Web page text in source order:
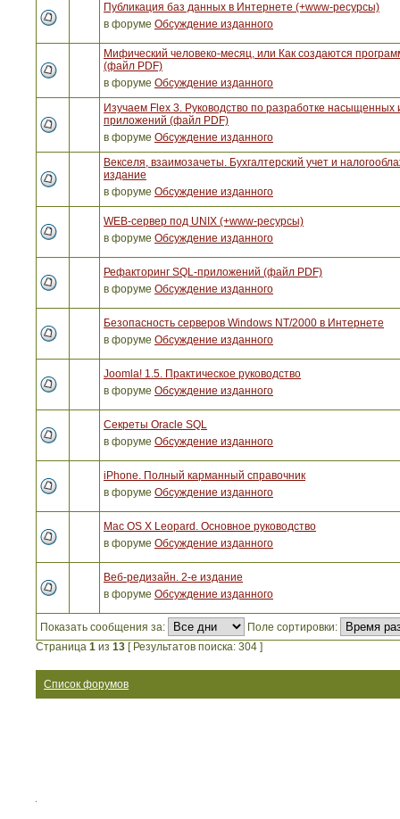
Публикация баз данных в Интернете (+www-ресурсы)
в форуме Обсуждение изданного
Мифический человеко-месяц, или Как создаются
(файл PDF)
в форуме Обсуждение изданного
Изучаем Flex 3. Руководство по разработке насыщенных
приложений (файл PDF)
в форуме Обсуждение изданного
Векселя, взаимозачеты. Бухгалтерский учет и
издание
в форуме Обсуждение изданного
WEB-сервер под UNIX (+www-ресурсы)
в форуме Обсуждение изданного
Рефакторинг SQL-приложений (файл PDF)
в форуме Обсуждение изданного
Безопасность серверов Windows NT/2000 в Интернете
в форуме Обсуждение изданного
Joomla! 1.5. Практическое руководство
в форуме Обсуждение изданного
Секреты Oracle SQL
в форуме Обсуждение изданного
iPhone. Полный карманный справочник
в форуме Обсуждение изданного
Mac OS X Leopard. Основное руководство
в форуме Обсуждение изданного
Веб-редизайн. 2-е издание
в форуме Обсуждение изданного
Показать сообщения за:
Поле сортировки:
Страница 1 из 13 [ Результатов поиска: 304 ]
Список форумов